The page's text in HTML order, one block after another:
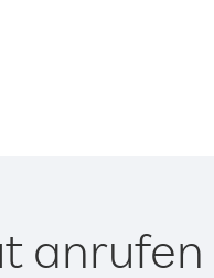
anrufen